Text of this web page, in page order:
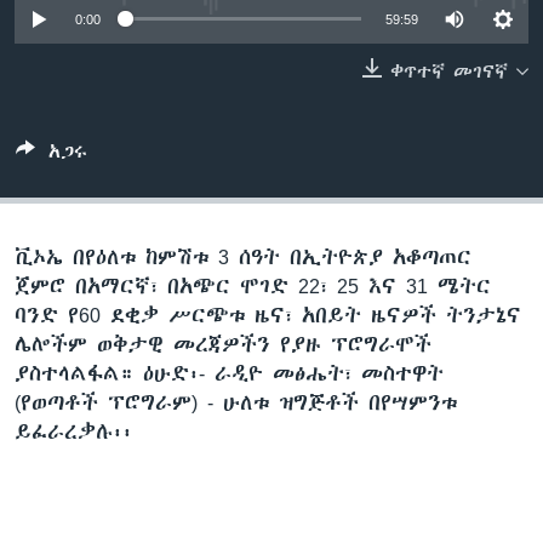
0:00 59:59
ቀጥተኛ መገናኛ
አጋሩ
ቪኦኤ በየዕለቱ ከምሽቱ 3 ሰዓት በኢትዮጵያ አቆጣጠር
ጀምሮ በአማርኛ፣ በአጭር ሞገድ 22፣ 25 እና 31 ሜትር
ባንድ የ60 ደቂቃ ሥርጭቱ ዜና፣ አበይት ዜናዎች ትንታኔና
ሌሎችም ወቅታዊ መረጃዎችን የያዙ ፕሮግራሞች
ያስተላልፋል። ዕሁድ፡- ራዲዮ መፅሔት፣ መስተዋት
(የወጣቶች ፕሮግራም) - ሁለቱ ዝግጅቶች በየሣምንቱ
ይፈራረቃሉ፡፡